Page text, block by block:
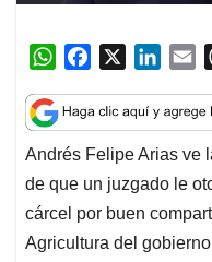
W
a
t
s
A
p
p
c
e
b
o
o
k
n
k
e
d
I
n
a
i
l
Andrés Felipe Arias ve
de que un juzgado le
cárcel por buen
Agricultura del